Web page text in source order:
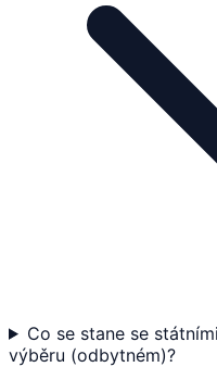
Co se stane se
výběru (odbytném)?